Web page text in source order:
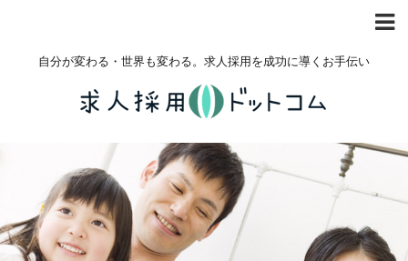
自分が変わる・世界も変わる。求人採用を成功に導くお手伝い